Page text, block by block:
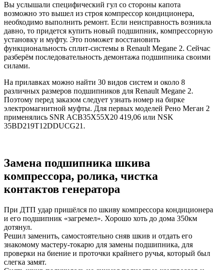
Вы услышали специфический гул со стороны капота
возможно это вышел из строя компрессор кондиционера,
необходимо выполнить ремонт. Если неисправность возникла
давно, то придется купить новый подшипник, компрессорную
установку и муфту. Это поможет восстановить
функциональность сплит-системы в Renault Megane 2. Сейчас
разберём последовательность демонтажа подшипника своими
силами.
На прилавках можно найти 30 видов систем и около 8
различных размеров подшипников для Renault Megane 2.
Поэтому перед заказом следует узнать номер на бирке
электромагнитной муфты. Для первых моделей Рено Меган 2
применялись SNR ACB35X55X20 419,06 или NSK
35BD219T12DDUCG21.
Замена подшипника шкива
компрессора, ролика, чистка
контактов генератора
При ДТП удар пришёлся по шкиву компрессора кондиционера
и его подшипник «загремел». Хорошо хоть до дома 350км
дотянул.
Решил заменить, самостоятельно сняв шкив и отдать его
знакомому мастеру-токарю для замены подшипника, для
проверки на биение и проточки крайнего ручья, который был
слегка замят.